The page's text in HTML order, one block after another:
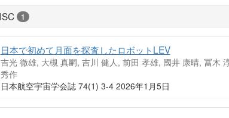
1
日本で初めて月面を探査したロボットLEV
吉光 徹雄, 大槻 真嗣, 吉川 健人, 前田 孝雄, 國井 康晴, 冨木
秀作
日本航空宇宙学会誌 74(1) 3-4 2026年1月5日